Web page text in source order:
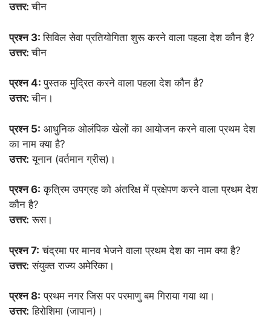
उत्तर:चीन
प्रश्न 3:सिविल सेवा प्रतियोगिता शुरू करने वाला पहला देश कौन है?
उत्तर:चीन
प्रश्न 4:पुस्तक मुद्रित करने वाला पहला देश कौन है?
उत्तर:चीन।
प्रश्न 5: आधुनिक ओलंपिक खेलों का आयोजन करने वाला प्रथम देश
का नाम क्या है?
उत्तर: यूनान (वर्तमान ग्रीस)।
प्रश्न 6: कृत्रिम उपग्रह को अंतरिक्ष में प्रक्षेपण करने वाला प्रथम देश
कौन है?
उत्तर: रूस।
प्रश्न 7: चंद्रमा पर मानव भेजने वाला प्रथम देश का नाम क्या है?
उत्तर: संयुक्त राज्य अमेरिका।
प्रश्न 8: प्रथम नगर जिस पर परमाणु बम गिराया गया था।
उत्तर: हिरोशिमा (जापान)।